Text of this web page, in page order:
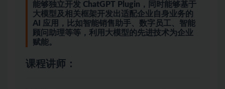
能够独立开发 ChatGPT Plugin，同时能够基于
大模型及相关框架开发出适配企业自身业务的
AI 应用，比如智能销售助手、数字员工、智能
顾问助理等等，利用大模型的先进技术为企业
赋能。
课程讲师：